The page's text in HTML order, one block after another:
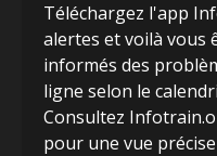
Téléchargez l'app
alertes et voilà vous
informés des
ligne selon le
Consultez
pour une vue